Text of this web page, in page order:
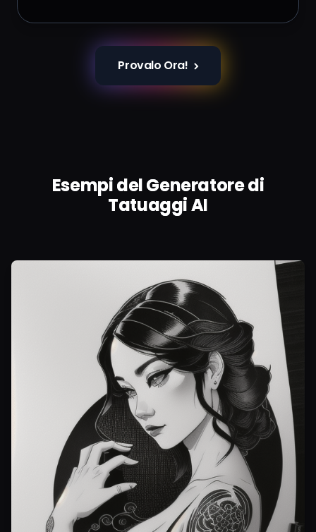
Provalo Ora!
Esempi del Generatore di
Tatuaggi AI